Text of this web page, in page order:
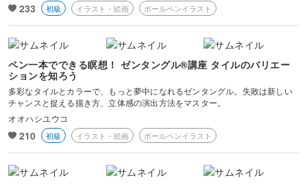
233 初級 イラスト・絵画 ボールペンイラスト
ペン一本でできる瞑想！ ゼンタングル®講座 タイルのバリエー
ションを知ろう
多彩なタイルとカラーで、もっと夢中になれるゼンタングル。失敗は新しい
チャンスと捉える描き方、立体感の演出方法をマスター。
オオハシユウコ
210 初級 イラスト・絵画 ボールペンイラスト